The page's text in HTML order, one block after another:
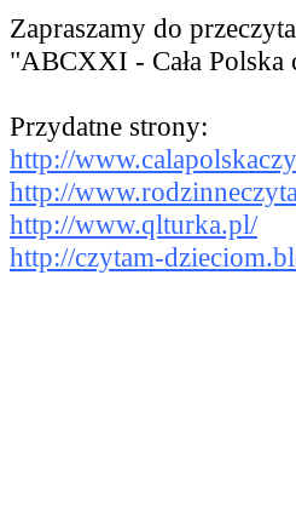
Zapraszamy do
"ABCXXI - Cała Polska
Przydatne strony:
http://
http://
http://www.qlturka.pl/
http://czytam-